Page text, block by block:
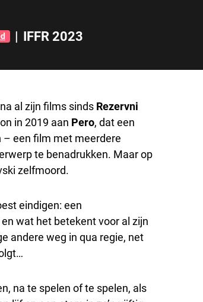
| IFFR 2023
al zijn films sinds Rezervni
in 2019 aan Pero, dat een
een film met meerdere
te benadrukken. Maar op
zelfmoord.
eindigen: een
wat het betekent voor al zijn
andere weg in qua regie, net
na te spelen of te spelen, als